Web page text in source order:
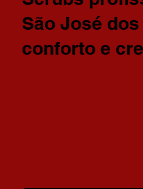
São José
conforto e